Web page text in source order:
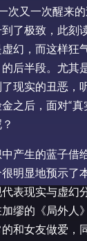
次又一次醒来
了极致，此刻
幻，而这样狂
后半段。尤其
现实的丑恶，
之后，面对“
产生的蓝子借
明显地预示了
表现实与虚幻
缪的《局外人
和女友做爱，